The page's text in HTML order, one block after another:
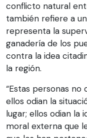
conflicto natural
también refiere a
representa la
ganadería de los
contra la idea
la región.
“Estas personas no
ellos odian la
lugar; ellos odian la
moral externa que